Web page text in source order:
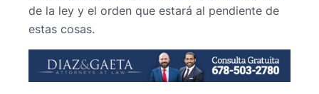
de la ley y el orden que estará al pendiente de
estas cosas.